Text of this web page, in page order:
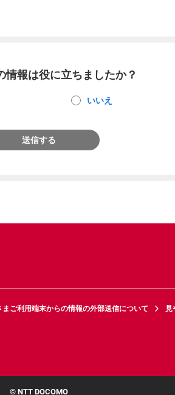
情報は役に立ちましたか？
いいえ
送信する
まご利用端末からの情報の外部送信について
見
© NTT DOCOMO